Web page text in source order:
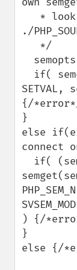
./
SETVAL,
{/
}
else
connect
) {/
}
else {/